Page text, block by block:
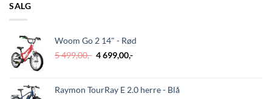
SALG
Woom Go 2 14" - Rød
5 499,00,- Opprinnelig
5
4 699,00,-Nåværende
4
Raymon TourRay E 2.0 herre - Blå